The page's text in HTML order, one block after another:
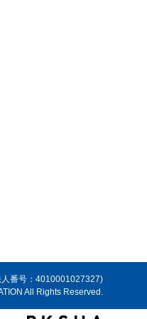
人番号：4010001027327)
All Rights Reserved.